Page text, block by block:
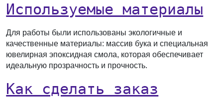
Используемые материалы
Для работы были использованы экологичные и
качественные материалы: массив бука и специальная
ювелирная эпоксидная смола, которая обеспечивает
идеальную прозрачность и прочность.
Как сделать заказ